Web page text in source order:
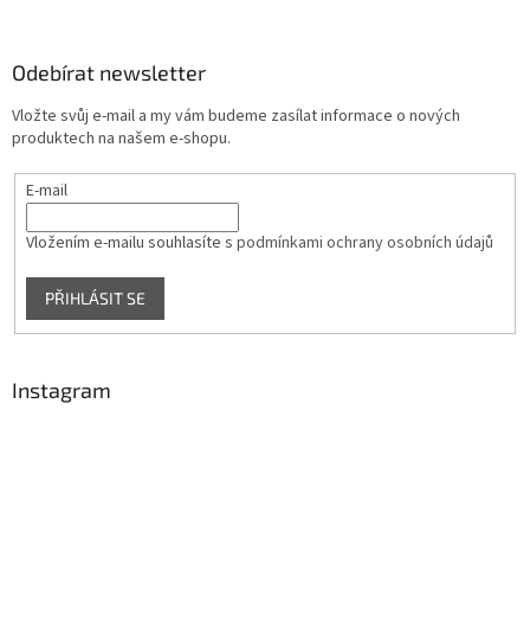
Odebírat newsletter
Vložte svůj e-mail a my vám budeme zasílat informace o nových
produktech na našem e-shopu.
E-mail
Vložením e-mailu souhlasíte s podmínkami ochrany osobních údajů
PŘIHLÁSIT SE
Instagram